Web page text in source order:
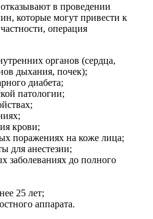
в проведении
которые могут привести к
операция
органов (сердца,
дыхания, почек);
диабета;
патологии;
крови;
поражениях на коже лица;
для анестезии;
заболеваниях до полного
25 лет;
аппарата.